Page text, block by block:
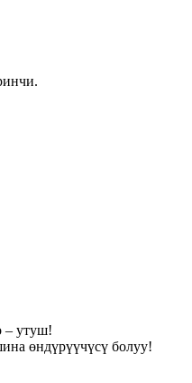
– утуш!
өндүрүүчүсү болуу!